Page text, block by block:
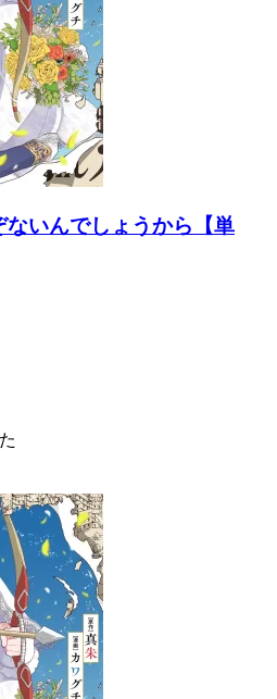
ないんでしょうから【単